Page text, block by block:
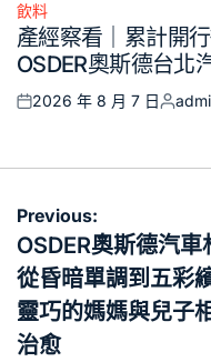
Posted
in
飲料
產經察看｜累計開
OSDER奧斯德台北
Posted
2026 年 8 月 7 日
Posted
文
章
導
覽
Previous:
OSDER奧斯德汽車
從昏暗單調到五彩
靈巧的媽媽與兒子
治愈